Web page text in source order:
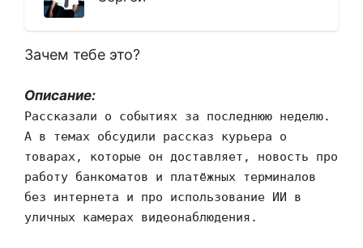
Зачем тебе это?
Описание:
Рассказали о событиях за последнюю неделю.
А в темах обсудили рассказ курьера о
товарах, которые он доставляет, новость про
работу банкоматов и платёжных терминалов
без интернета и про использование ИИ в
уличных камерах видеонаблюдения.